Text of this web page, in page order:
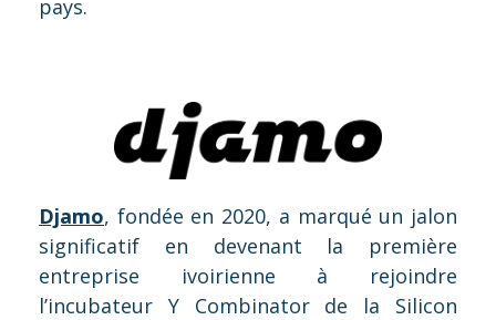
pays.
Djamo, fondée en 2020, a marqué un jalon
significatif en devenant la première
entreprise ivoirienne à rejoindre
l’incubateur Y Combinator de la Silicon